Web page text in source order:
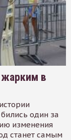
в
один за
изменения
станет самым